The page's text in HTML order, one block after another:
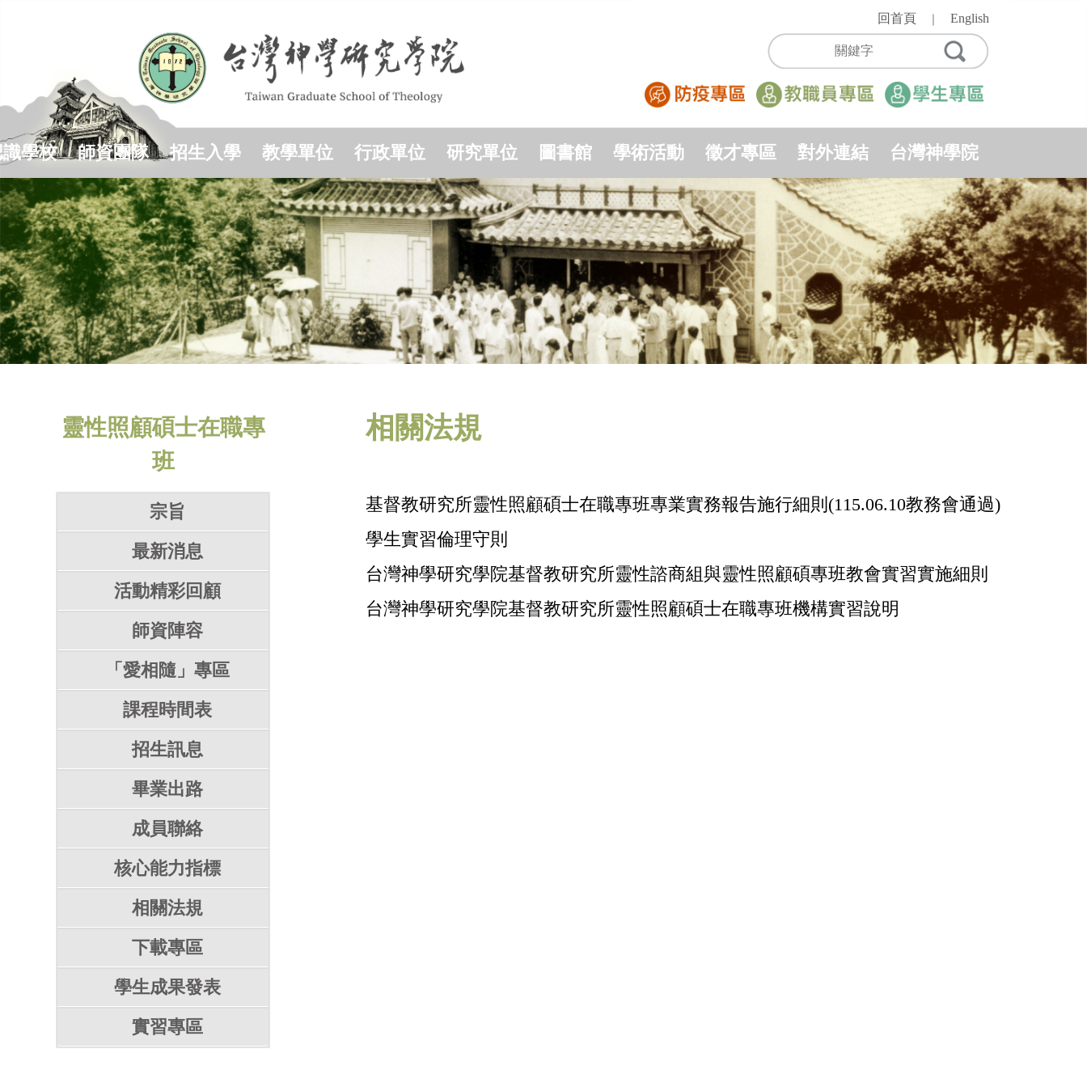
區
回首頁 ｜English
學校 師資團隊 招生入學 教學單位 行政單位 研究單位 圖書館 學術活動 徵才專區 對外連結 台灣神學院
靈性照顧碩士在職專
班
宗旨
最新消息
活動精彩回顧
師資陣容
「愛相隨」專區
課程時間表
招生訊息
畢業出路
成員聯絡
核心能力指標
相關法規
下載專區
學生成果發表
實習專區
相關法規
基督教研究所靈性照顧碩士在職專班專業實務報告施行細則(115.06.10教務會通過)
學生實習倫理守則
台灣神學研究學院基督教研究所靈性諮商組與靈性照顧碩專班教會實習實施細則
台灣神學研究學院基督教研究所靈性照顧碩士在職專班機構實習說明